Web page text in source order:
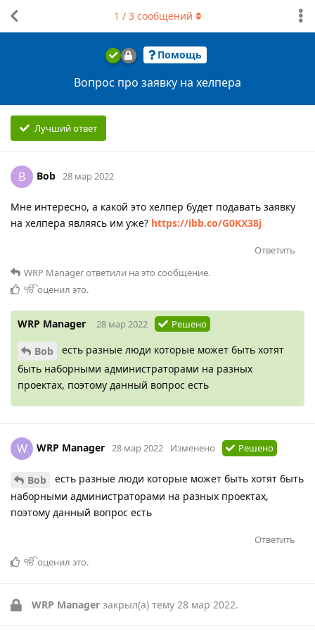
Помощь
Вопрос про заявку на хелпера
Лучший ответ
1 / 3сообщений
B Bob 28 мар 2022
Мне интересно, а какой это хелпер будет подавать заявку
на хелпера являясь им уже? https://ibb.co/G0KX38j
Ответить
WRP Managerответили на это сообщение.
ੴоценил это.
WRP Manager 28 мар 2022 Решено
Bob
есть разные люди которые может быть хотят
быть наборными администраторами на разных
проектах, поэтому данный вопрос есть
W WRP Manager 28 мар 2022 Изменено Решено
Bob
есть разные люди которые может быть хотят быть
наборными администраторами на разных проектах,
поэтому данный вопрос есть
Ответить
ੴоценил это.
WRP Manager закрыл(а) тему 28 мар 2022.